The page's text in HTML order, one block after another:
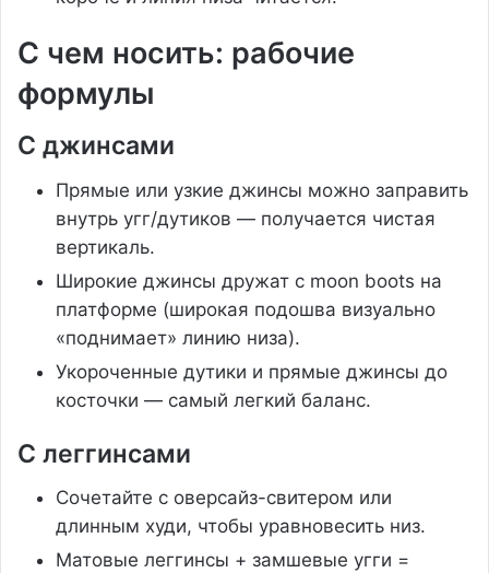
С чем носить: рабочие
формулы
С джинсами
Прямые или узкие джинсы можно заправить
внутрь угг/дутиков — получается чистая
вертикаль.
Широкие джинсы дружат с moon boots на
платформе (широкая подошва визуально
«поднимает» линию низа).
Укороченные дутики и прямые джинсы до
косточки — самый легкий баланс.
С леггинсами
Сочетайте с оверсайз-свитером или
длинным худи, чтобы уравновесить низ.
Матовые леггинсы + замшевые угги =